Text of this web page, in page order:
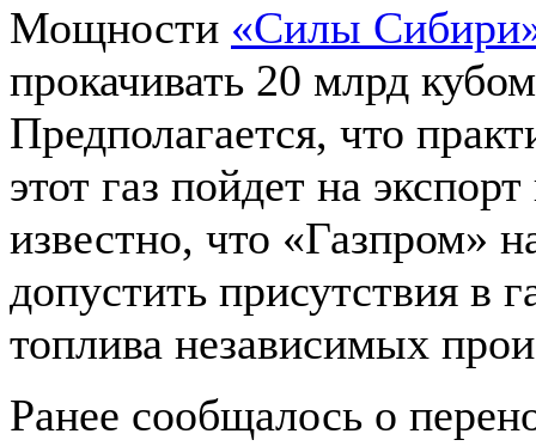
Мощности «Силы
прокачивать 20 млрд
Предполагается, что
этот газ пойдет на
известно, что «Газпром»
допустить присутствия в
топлива независимых
Ранее сообщалось о